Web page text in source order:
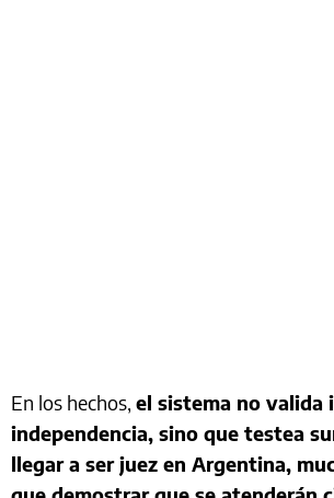
En los hechos, el sistema no valida
independencia, sino que testea
llegar a ser juez en Argentina,